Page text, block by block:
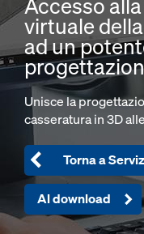
Accesso
virtuale
ad un
Unisce la
casseratura in 3D
Torna a
Al download